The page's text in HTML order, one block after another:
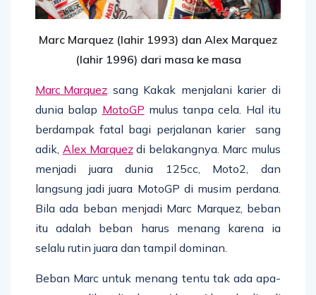
Marc Marquez (lahir 1993) dan Alex Marquez
(lahir 1996) dari masa ke masa
Marc Marquez sang Kakak menjalani karier di
dunia balap MotoGP mulus tanpa cela. Hal itu
berdampak fatal bagi perjalanan karier sang
adik, Alex Marquezdi belakangnya. Marc mulus
menjadi juara dunia 125cc, Moto2, dan
langsung jadi juara MotoGP di musim perdana.
Bila ada beban menjadi Marc Marquez, beban
itu adalah beban harus menang karena ia
selalu rutin juara dan tampil dominan.
Beban Marc untuk menang tentu tak ada apa-